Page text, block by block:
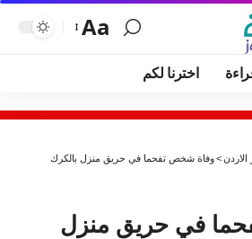
Aa
اخترنا لكم
الاردن>وفاة شخص تفحما في حريق منزل بالكرك
في حريق منزل